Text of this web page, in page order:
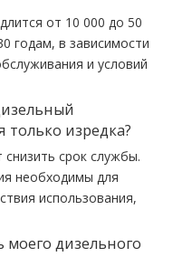
от 10 000 до 50
годам, в зависимости
и условий
только изредка?
срок службы.
необходимы для
использования,
моего дизельного